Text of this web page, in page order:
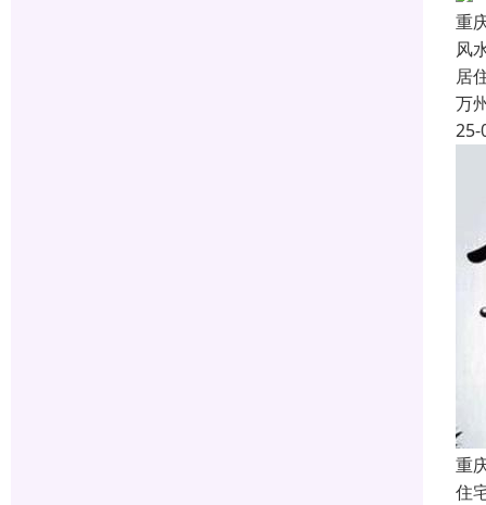
重
风
居
万
25-
重
住